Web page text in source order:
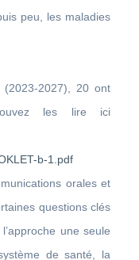
peu, les maladies
2027), 20 ont
les lire ici
b-1.pdf
orales et
questions clés
une seule
de santé, la